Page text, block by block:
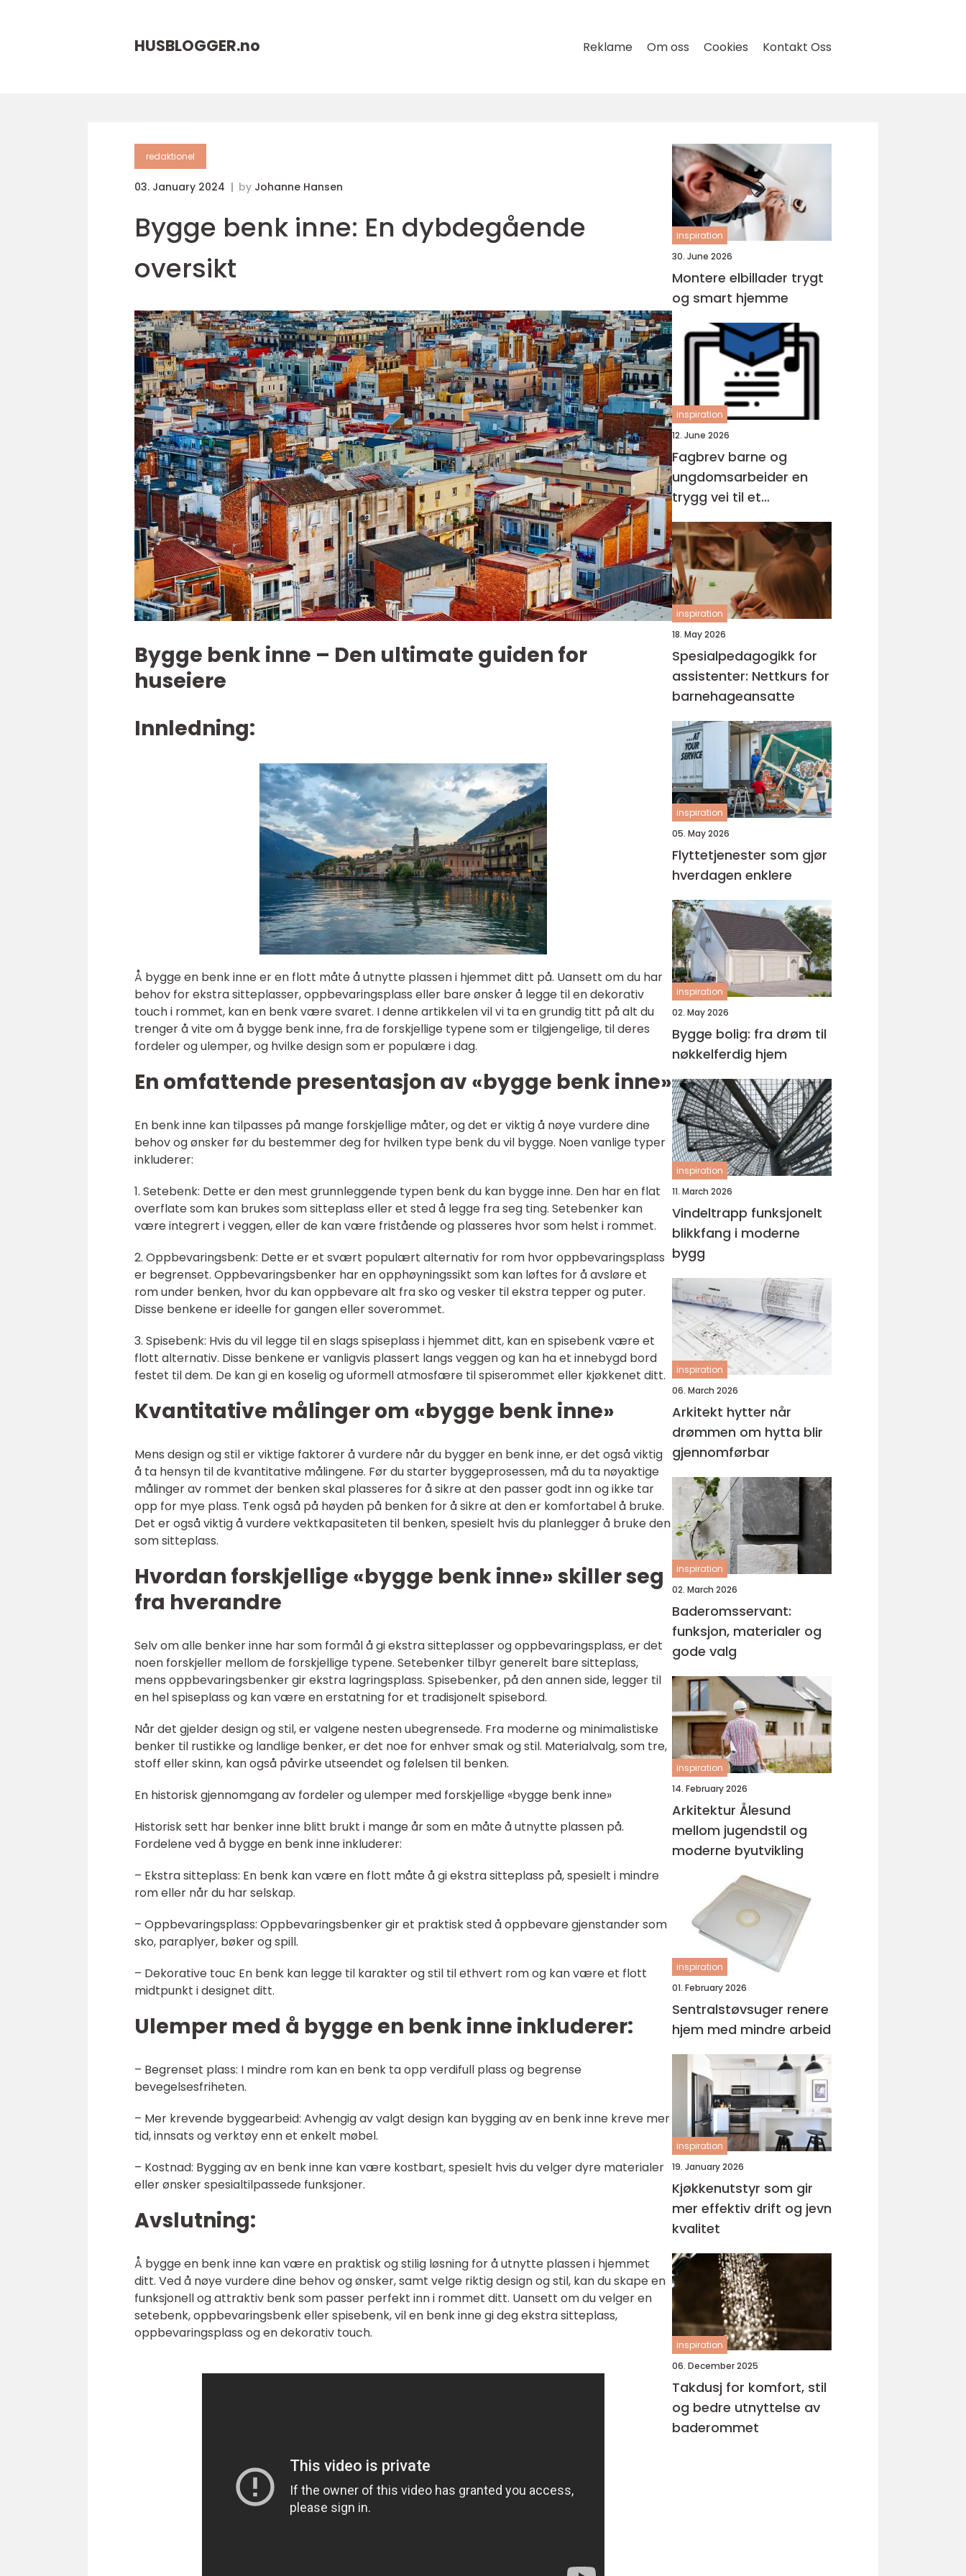
HUSBLOGGER.no Reklame Om oss Cookies Kontakt Oss
redaktionel
03. January 2024 by Johanne Hansen
Bygge benk inne: En dybdegående
oversikt
Bygge benk inne – Den ultimate guiden for
huseiere
Innledning:
Å bygge en benk inne er en flott måte å utnytte plassen i hjemmet ditt på. Uansett om du har
behov for ekstra sitteplasser, oppbevaringsplass eller bare ønsker å legge til en dekorativ
touch i rommet, kan en benk være svaret. I denne artikkelen vil vi ta en grundig titt på alt du
trenger å vite om å bygge benk inne, fra de forskjellige typene som er tilgjengelige, til deres
fordeler og ulemper, og hvilke design som er populære i dag.
En omfattende presentasjon av «bygge benk inne»
En benk inne kan tilpasses på mange forskjellige måter, og det er viktig å nøye vurdere dine
behov og ønsker før du bestemmer deg for hvilken type benk du vil bygge. Noen vanlige typer
inkluderer:
1. Setebenk: Dette er den mest grunnleggende typen benk du kan bygge inne. Den har en flat
overflate som kan brukes som sitteplass eller et sted å legge fra seg ting. Setebenker kan
være integrert i veggen, eller de kan være fristående og plasseres hvor som helst i rommet.
2. Oppbevaringsbenk: Dette er et svært populært alternativ for rom hvor oppbevaringsplass
er begrenset. Oppbevaringsbenker har en opphøyningssikt som kan løftes for å avsløre et
rom under benken, hvor du kan oppbevare alt fra sko og vesker til ekstra tepper og puter.
Disse benkene er ideelle for gangen eller soverommet.
3. Spisebenk: Hvis du vil legge til en slags spiseplass i hjemmet ditt, kan en spisebenk være et
flott alternativ. Disse benkene er vanligvis plassert langs veggen og kan ha et innebygd bord
festet til dem. De kan gi en koselig og uformell atmosfære til spiserommet eller kjøkkenet ditt.
Kvantitative målinger om «bygge benk inne»
Mens design og stil er viktige faktorer å vurdere når du bygger en benk inne, er det også viktig
å ta hensyn til de kvantitative målingene. Før du starter byggeprosessen, må du ta nøyaktige
målinger av rommet der benken skal plasseres for å sikre at den passer godt inn og ikke tar
opp for mye plass. Tenk også på høyden på benken for å sikre at den er komfortabel å bruke.
Det er også viktig å vurdere vektkapasiteten til benken, spesielt hvis du planlegger å bruke den
som sitteplass.
Hvordan forskjellige «bygge benk inne» skiller seg
fra hverandre
Selv om alle benker inne har som formål å gi ekstra sitteplasser og oppbevaringsplass, er det
noen forskjeller mellom de forskjellige typene. Setebenker tilbyr generelt bare sitteplass,
mens oppbevaringsbenker gir ekstra lagringsplass. Spisebenker, på den annen side, legger til
en hel spiseplass og kan være en erstatning for et tradisjonelt spisebord.
Når det gjelder design og stil, er valgene nesten ubegrensede. Fra moderne og minimalistiske
benker til rustikke og landlige benker, er det noe for enhver smak og stil. Materialvalg, som tre,
stoff eller skinn, kan også påvirke utseendet og følelsen til benken.
En historisk gjennomgang av fordeler og ulemper med forskjellige «bygge benk inne»
Historisk sett har benker inne blitt brukt i mange år som en måte å utnytte plassen på.
Fordelene ved å bygge en benk inne inkluderer:
– Ekstra sitteplass: En benk kan være en flott måte å gi ekstra sitteplass på, spesielt i mindre
rom eller når du har selskap.
– Oppbevaringsplass: Oppbevaringsbenker gir et praktisk sted å oppbevare gjenstander som
sko, paraplyer, bøker og spill.
– Dekorative touc En benk kan legge til karakter og stil til ethvert rom og kan være et flott
midtpunkt i designet ditt.
Ulemper med å bygge en benk inne inkluderer:
– Begrenset plass: I mindre rom kan en benk ta opp verdifull plass og begrense
bevegelsesfriheten.
– Mer krevende byggearbeid: Avhengig av valgt design kan bygging av en benk inne kreve mer
tid, innsats og verktøy enn et enkelt møbel.
– Kostnad: Bygging av en benk inne kan være kostbart, spesielt hvis du velger dyre materialer
eller ønsker spesialtilpassede funksjoner.
Avslutning:
Å bygge en benk inne kan være en praktisk og stilig løsning for å utnytte plassen i hjemmet
ditt. Ved å nøye vurdere dine behov og ønsker, samt velge riktig design og stil, kan du skape en
funksjonell og attraktiv benk som passer perfekt inn i rommet ditt. Uansett om du velger en
setebenk, oppbevaringsbenk eller spisebenk, vil en benk inne gi deg ekstra sitteplass,
oppbevaringsplass og en dekorativ touch.
inspiration
30. June 2026
Montere elbillader trygt
og smart hjemme
inspiration
12. June 2026
Fagbrev barne og
ungdomsarbeider en
trygg vei til et
meningsfullt yrke
inspiration
18. May 2026
Spesialpedagogikk for
assistenter: Nettkurs for
barnehageansatte
inspiration
05. May 2026
Flyttetjenester som gjør
hverdagen enklere
inspiration
02. May 2026
Bygge bolig: fra drøm til
nøkkelferdig hjem
inspiration
11. March 2026
Vindeltrapp funksjonelt
blikkfang i moderne
bygg
inspiration
06. March 2026
Arkitekt hytter når
drømmen om hytta blir
gjennomførbar
inspiration
02. March 2026
Baderomsservant:
funksjon, materialer og
gode valg
inspiration
14. February 2026
Arkitektur Ålesund
mellom jugendstil og
moderne byutvikling
inspiration
01. February 2026
Sentralstøvsuger renere
hjem med mindre arbeid
inspiration
19. January 2026
Kjøkkenutstyr som gir
mer effektiv drift og jevn
kvalitet
inspiration
06. December 2025
Takdusj for komfort, stil
og bedre utnyttelse av
baderommet